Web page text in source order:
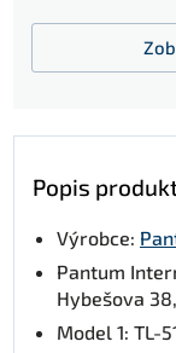
Popis
Výrobce:
Pantum
Hybešova
Model 1: TL-